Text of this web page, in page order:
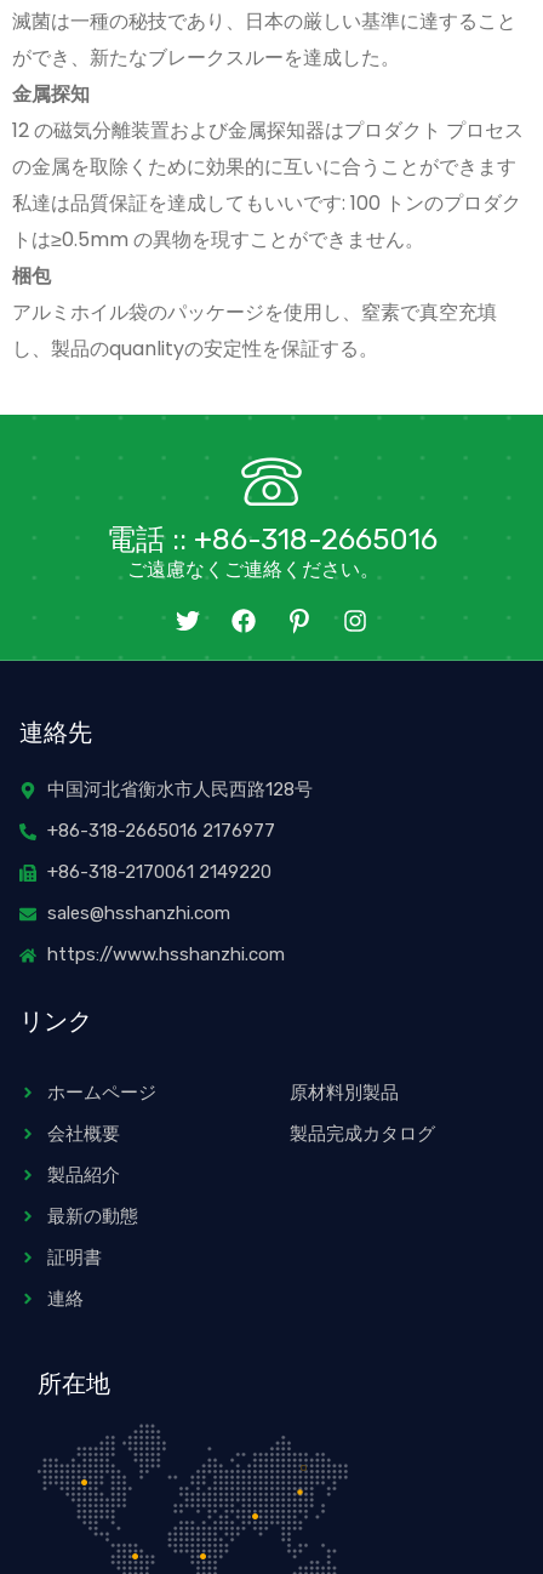
滅菌は一種の秘技であり、日本の厳しい基準に達すること
ができ、新たなブレークスルーを達成した。
金属探知
12 の磁気分離装置および金属探知器はプロダクト プロセス
の金属を取除くために効果的に互いに合うことができます
私達は品質保証を達成してもいいです: 100 トンのプロダク
トは≥0.5mm の異物を現すことができません。
梱包
アルミホイル袋のパッケージを使用し、窒素で真空充填
し、製品のquanlityの安定性を保証する。
電話 :: +86-318-2665016
ご遠慮なくご連絡ください。
ツ
ッ
フ
ェ
イ
ア
コ
タ
イ
ン
ス
連絡先
中国河北省衡水市人民西路128号
+86-318-2665016 2176977
+86-318-2170061 2149220
sales@hsshanzhi.com
https://www.hsshanzhi.com
リンク
ホームページ
会社概要
製品紹介
最新の動態
証明書
連絡
原材料別製品
製品完成カタログ
所在地